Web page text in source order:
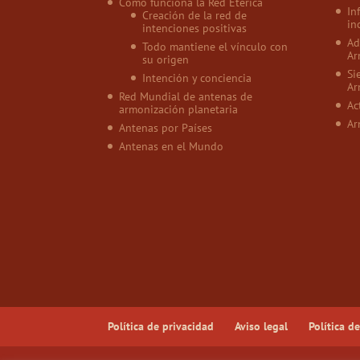
Creación de la red de
intenciones positivas
Todo mantiene el vínculo con
su origen
Intención y conciencia
Red Mundial de antenas de
armonización planetaria
Antenas por Países
Antenas en el Mundo
Política de privacidad Aviso legal Política